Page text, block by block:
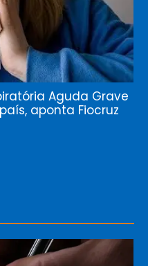
Aguda Grave
aponta Fiocruz